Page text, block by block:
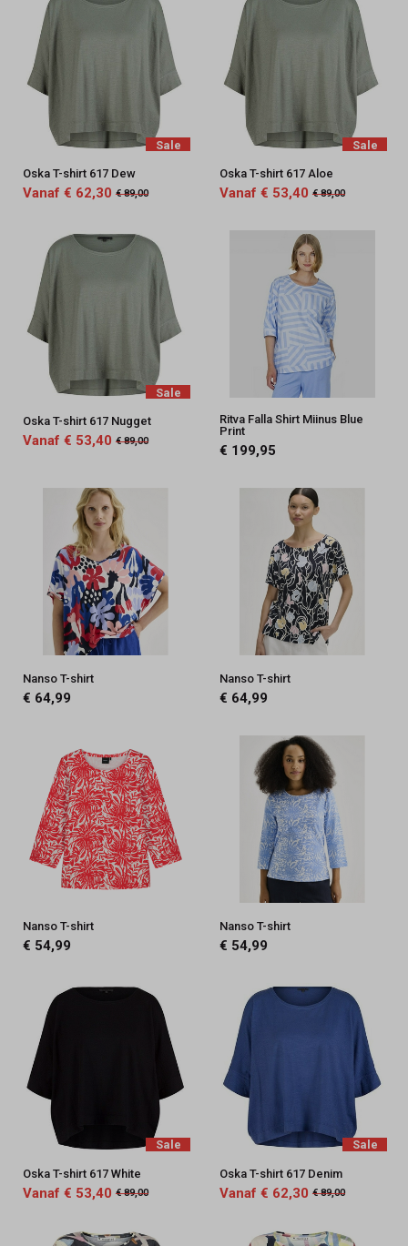
Sale
Oska T-shirt 617 Dew
Vanaf € 62,30 € 89,00
Sale
Oska T-shirt 617 Aloe
Vanaf € 53,40 € 89,00
Sale
Oska T-shirt 617 Nugget
Vanaf € 53,40 € 89,00
Ritva Falla Shirt Miinus Blue
Print
€ 199,95
Nanso T-shirt
€ 64,99
Nanso T-shirt
€ 64,99
Nanso T-shirt
€ 54,99
Nanso T-shirt
€ 54,99
Sale
Oska T-shirt 617 White
Vanaf € 53,40 € 89,00
Sale
Oska T-shirt 617 Denim
Vanaf € 62,30 € 89,00